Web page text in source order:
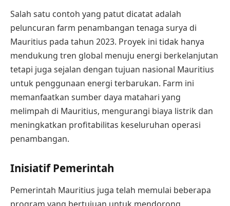
Salah satu contoh yang patut dicatat adalah
peluncuran farm penambangan tenaga surya di
Mauritius pada tahun 2023. Proyek ini tidak hanya
mendukung tren global menuju energi berkelanjutan
tetapi juga sejalan dengan tujuan nasional Mauritius
untuk penggunaan energi terbarukan. Farm ini
memanfaatkan sumber daya matahari yang
melimpah di Mauritius, mengurangi biaya listrik dan
meningkatkan profitabilitas keseluruhan operasi
penambangan.
Inisiatif Pemerintah
Pemerintah Mauritius juga telah memulai beberapa